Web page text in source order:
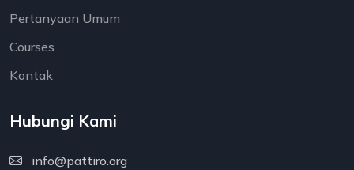
Pertanyaan Umum
Courses
Kontak
Hubungi Kami
info@pattiro.org